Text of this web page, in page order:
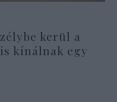
kerül a
kínálnak egy